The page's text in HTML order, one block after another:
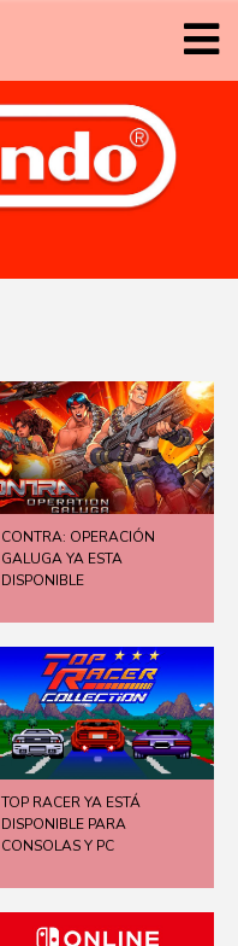
CONTRA: OPERACIÓN
GALUGA YA ESTA
DISPONIBLE
TOP RACER YA ESTÁ
DISPONIBLE PARA
CONSOLAS Y PC